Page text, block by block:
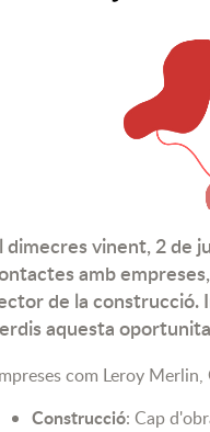
dimecres vinent, 2 de
amb
de la construcció.
aquesta
com Leroy
Construcció: Cap